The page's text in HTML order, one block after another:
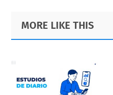
Primary
Sidebar
Footer
MORE LIKE THIS